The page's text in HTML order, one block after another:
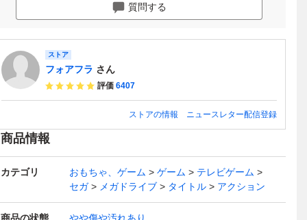
質問する
ストア
フォアフラ さん
評価 6407
ストアの情報 ニュースレター配信登録
商品情報
カテゴリ おもちゃ、ゲーム ゲーム
テレビゲーム
セガ
メガドライブ タイトル アクション